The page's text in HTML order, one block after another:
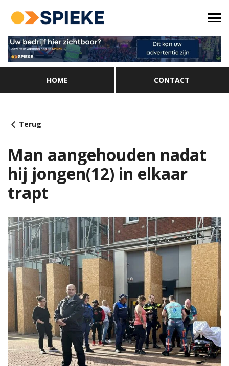
HOME CONTACT
Terug
Man aangehouden nadat
hij jongen(12) in elkaar
trapt